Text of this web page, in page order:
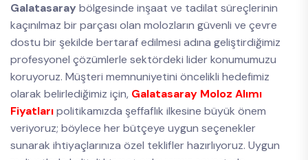
Galatasaray bölgesinde inşaat ve tadilat süreçlerinin
kaçınılmaz bir parçası olan molozların güvenli ve çevre
dostu bir şekilde bertaraf edilmesi adına geliştirdiğimiz
profesyonel çözümlerle sektördeki lider konumumuzu
koruyoruz. Müşteri memnuniyetini öncelikli hedefimiz
olarak belirlediğimiz için, Galatasaray Moloz Alımı
Fiyatlarıpolitikamızda şeffaflık ilkesine büyük önem
veriyoruz; böylece her bütçeye uygun seçenekler
sunarak ihtiyaçlarınıza özel teklifler hazırlıyoruz. Uygun